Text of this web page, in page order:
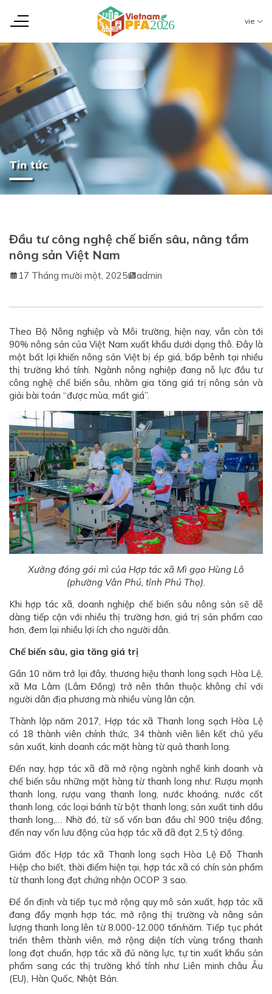
đến
dung
vie
Tin tức
Đầu tư công nghệ chế biến sâu, nâng tầm
nông sản Việt Nam
17 Tháng mười một, 2025 admin
Theo Bộ Nông nghiệp và Môi trường, hiện nay, vẫn còn tới
90% nông sản của Việt Nam xuất khẩu dưới dạng thô. Đây là
một bất lợi khiến nông sản Việt bị ép giá, bấp bênh tại nhiều
thị trường khó tính. Ngành nông nghiệp đang nỗ lực đầu tư
công nghệ chế biến sâu, nhằm gia tăng giá trị nông sản và
giải bài toán “được mùa, mất giá”.
Xưởng đóng gói mì của Hợp tác xã Mì gạo Hùng Lô
(phường Vân Phú, tỉnh Phú Thọ).
Khi hợp tác xã, doanh nghiệp chế biến sâu nông sản sẽ dễ
dàng tiếp cận với nhiều thị trường hơn, giá trị sản phẩm cao
hơn, đem lại nhiều lợi ích cho người dân.
Chế biến sâu, gia tăng giá trị
Gần 10 năm trở lại đây, thương hiệu thanh long sạch Hòa Lệ,
xã Ma Lâm (Lâm Đồng) trở nên thân thuộc không chỉ với
người dân địa phương mà nhiều vùng lân cận.
Thành lập năm 2017, Hợp tác xã Thanh long sạch Hòa Lệ
có 18 thành viên chính thức, 34 thành viên liên kết chủ yếu
sản xuất, kinh doanh các mặt hàng từ quả thanh long.
Đến nay, hợp tác xã đã mở rộng ngành nghề kinh doanh và
chế biến sâu những mặt hàng từ thanh long như: Rượu mạnh
thanh long, rượu vang thanh long, nước khoáng, nước cốt
thanh long, các loại bánh từ bột thanh long; sản xuất tinh dầu
thanh long,… Nhờ đó, từ số vốn ban đầu chỉ 900 triệu đồng,
đến nay vốn lưu động của hợp tác xã đã đạt 2,5 tỷ đồng.
Giám đốc Hợp tác xã Thanh long sạch Hòa Lệ Đỗ Thanh
Hiệp cho biết, thời điểm hiện tại, hợp tác xã có chín sản phẩm
từ thanh long đạt chứng nhận OCOP 3 sao.
Để ổn định và tiếp tục mở rộng quy mô sản xuất, hợp tác xã
đang đẩy mạnh hợp tác, mở rộng thị trường và nâng sản
lượng thanh long lên từ 8.000-12.000 tấn/năm. Tiếp tục phát
triển thêm thành viên, mở rộng diện tích vùng trồng thanh
long đạt chuẩn, hợp tác xã đủ năng lực, tự tin xuất khẩu sản
phẩm sang các thị trường khó tính như Liên minh châu Âu
(EU), Hàn Quốc, Nhật Bản.